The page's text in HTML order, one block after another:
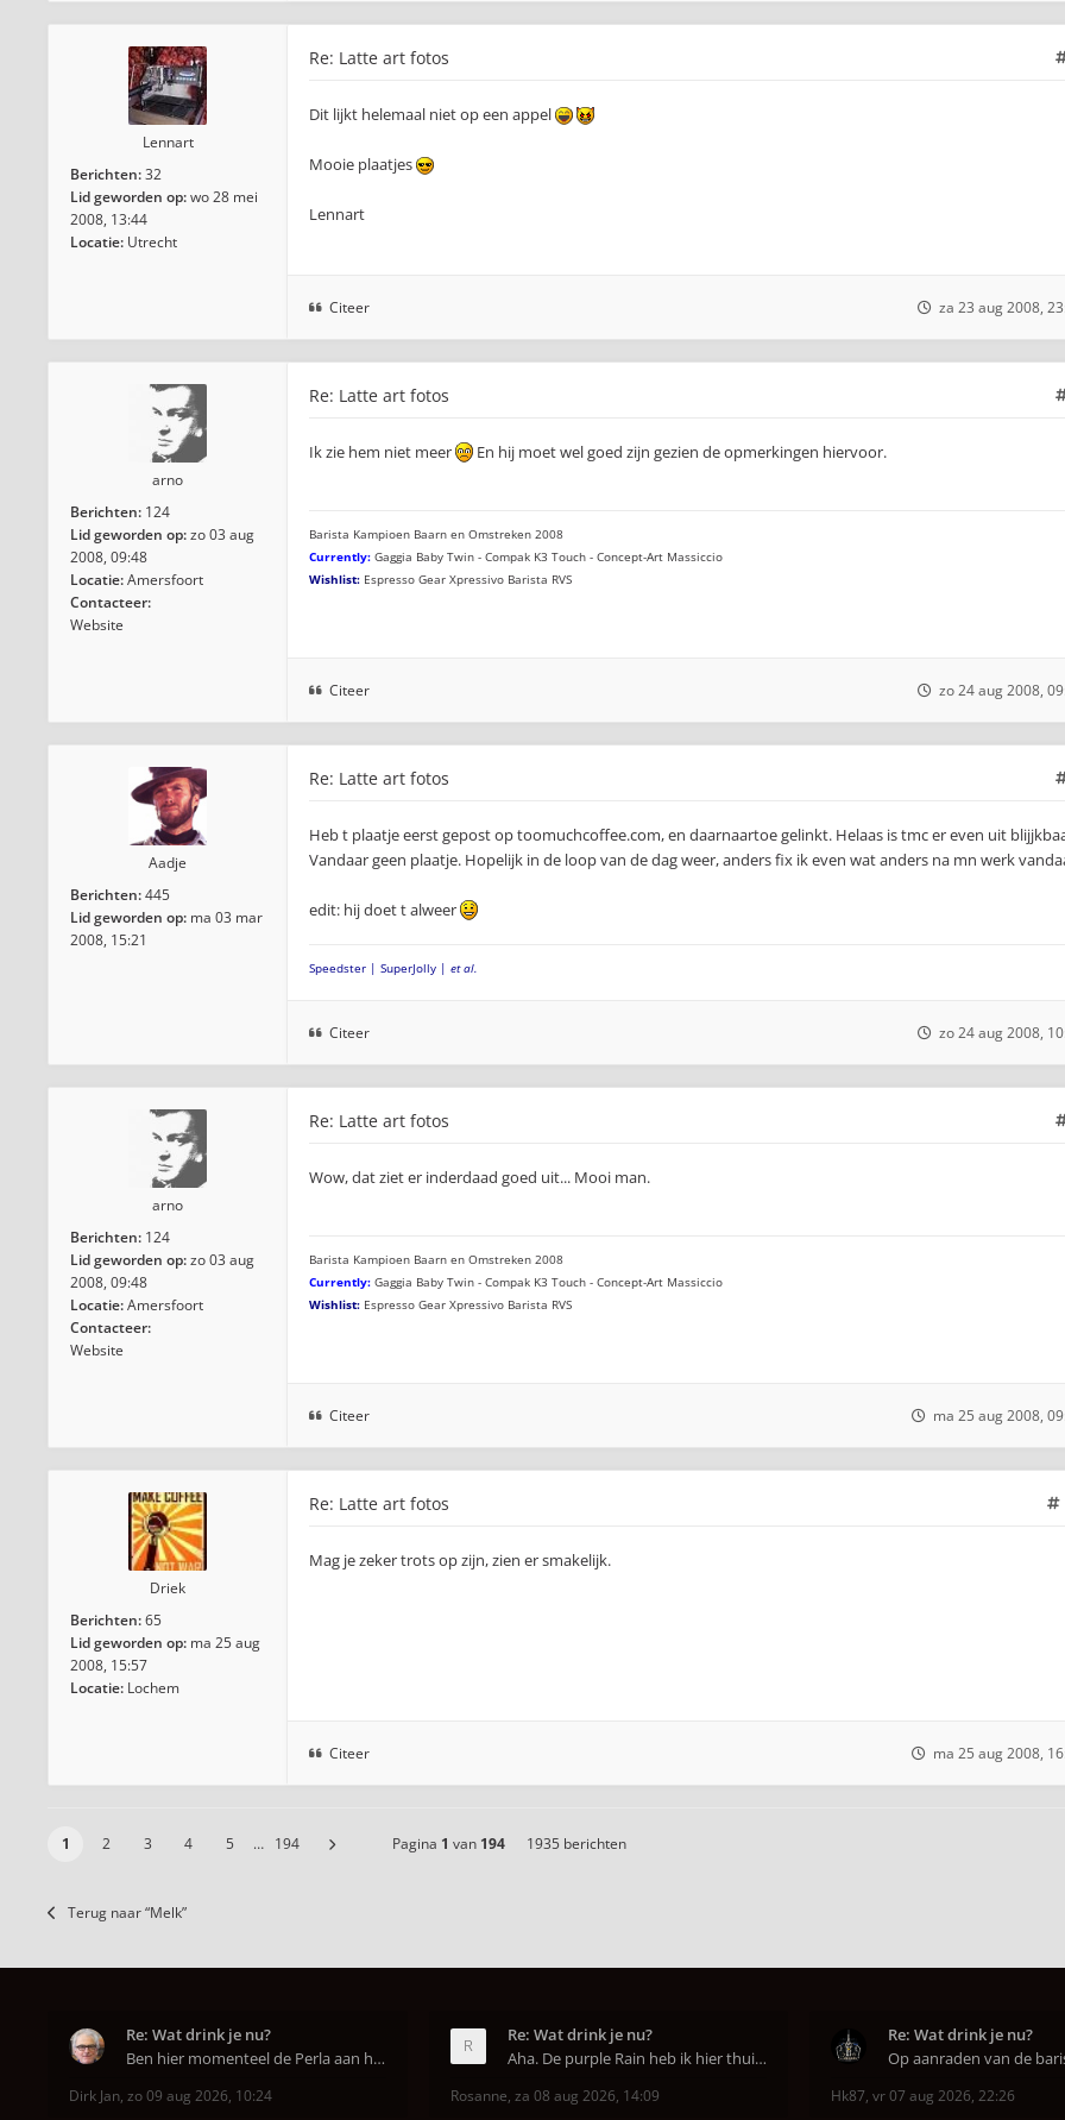
Lennart
Berichten:32
Lid geworden op:wo 28 mei
2008, 13:44
Locatie: Utrecht
Re: Latte art fotos
Dit lijkt helemaal niet op een appel
Mooie plaatjes
Lennart
Citeer za 23 aug 2008,
arno
Berichten: 124
Lid geworden op:zo 03 aug
2008, 09:48
Locatie:Amersfoort
Contacteer:
Website
Re: Latte art fotos
Ik zie hem niet meer En hij moet wel goed zijn gezien de opmerkingen hiervoor.
Barista Kampioen Baarn en Omstreken 2008
Currently: Gaggia Baby Twin - Compak K3 Touch - Concept-Art Massiccio
Wishlist: Espresso Gear Xpressivo Barista RVS
Citeer zo 24 aug 2008,
Aadje
Berichten:445
Lid geworden op: ma 03 mar
2008, 15:21
Re: Latte art fotos
Heb t plaatje eerst gepost op toomuchcoffee.com, en daarnaartoe gelinkt. Helaas is tmc er even uit
Vandaar geen plaatje. Hopelijk in de loop van de dag weer, anders fix ik even wat anders na mn werk
edit: hij doet t alweer
Speedster | SuperJolly | et al.
Citeer zo 24 aug 2008,
arno
Berichten: 124
Lid geworden op:zo 03 aug
2008, 09:48
Locatie:Amersfoort
Contacteer:
Website
Re: Latte art fotos
Wow, dat ziet er inderdaad goed uit... Mooi man.
Barista Kampioen Baarn en Omstreken 2008
Currently: Gaggia Baby Twin - Compak K3 Touch - Concept-Art Massiccio
Wishlist: Espresso Gear Xpressivo Barista RVS
Citeer ma 25 aug 2008,
Driek
Berichten:65
Lid geworden op: ma 25 aug
2008, 15:57
Locatie: Lochem
Re: Latte art fotos
Mag je zeker trots op zijn, zien er smakelijk.
Citeer ma 25 aug 2008,
1 2 3 4 5 … 194 Pagina 1 van 194 1935 berichten
Terug naar “Melk”
Re: Wat drink je nu?
Ben hier momenteel de Perla aan het uitproberen. D
Dirk Jan, zo 09 aug 2026, 10:24
Re: Wat drink je nu?
Aha. De purple Rain heb ik hier thuis ook op de mo
Rosanne, za 08 aug 2026, 14:09
Re: Wat drink je nu?
Hk87, vr 07 aug 2026, 22:26